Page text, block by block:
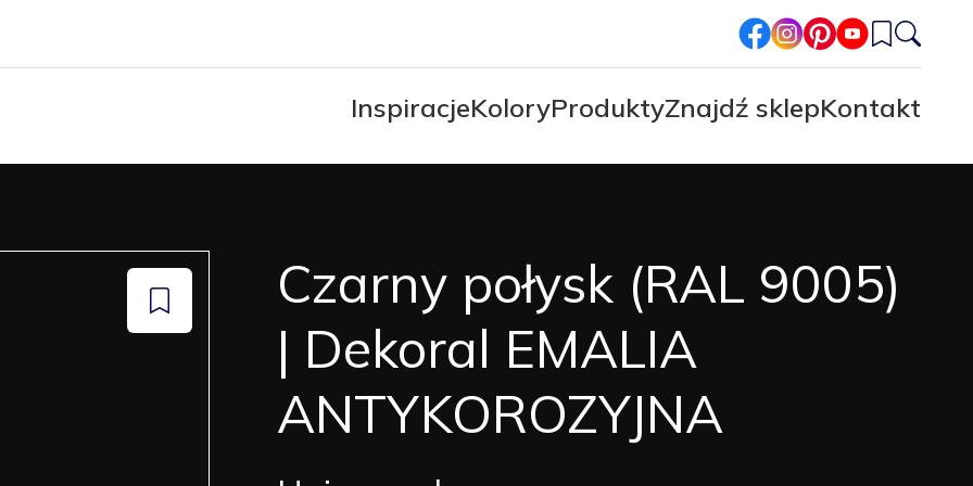
facebook
instagram
pinterest
youtube
InspiracjeKoloryProduktyZnajdź sklepKontakt
Czarny połysk (RAL 9005)
| Dekoral EMALIA
ANTYKOROZYJNA
Dodaj